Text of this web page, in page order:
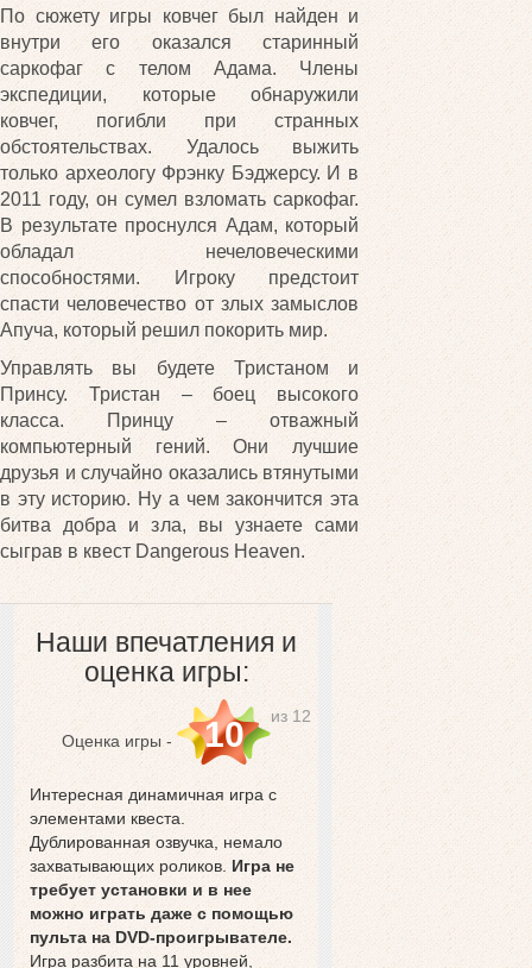
По сюжету игры ковчег был найден и
внутри его оказался старинный
саркофаг с телом Адама. Члены
экспедиции, которые обнаружили
ковчег, погибли при странных
обстоятельствах. Удалось выжить
только археологу Фрэнку Бэджерсу. И в
2011 году, он сумел взломать саркофаг.
В результате проснулся Адам, который
обладал нечеловеческими
способностями. Игроку предстоит
спасти человечество от злых замыслов
Апуча, который решил покорить мир.
Управлять вы будете Тристаном и
Принсу. Тристан – боец высокого
класса. Принцу – отважный
компьютерный гений. Они лучшие
друзья и случайно оказались втянутыми
в эту историю. Ну а чем закончится эта
битва добра и зла, вы узнаете сами
сыграв в квест Dangerous Heaven.
Наши впечатления и
оценка игры:
Оценка игры - 10 из 12
Интересная динамичная игра с
элементами квеста.
Дублированная озвучка, немало
захватывающих роликов. Игра не
требует установки и в нее
можно играть даже с помощью
пульта на DVD-проигрывателе.
Игра разбита на 11 уровней,